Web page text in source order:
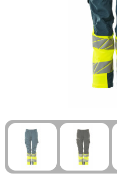
Technologie & Gadgets
Outdoor & Vrije tijd
Pennen & Schrijfwaren
Eten & Drinken